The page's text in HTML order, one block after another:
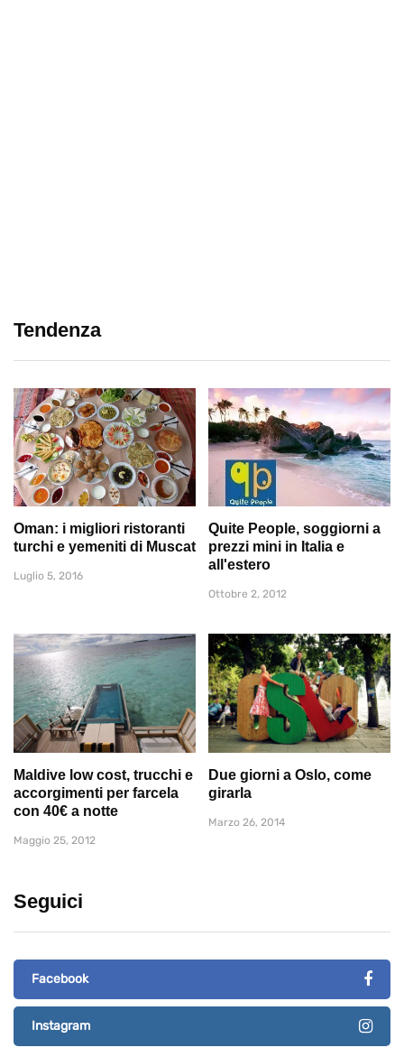
Tendenza
Oman: i migliori ristoranti
turchi e yemeniti di Muscat
Luglio 5, 2016
Quite People, soggiorni a
prezzi mini in Italia e
all'estero
Ottobre 2, 2012
Maldive low cost, trucchi e
accorgimenti per farcela
con 40€ a notte
Maggio 25, 2012
Due giorni a Oslo, come
girarla
Marzo 26, 2014
Seguici
Facebook
Instagram